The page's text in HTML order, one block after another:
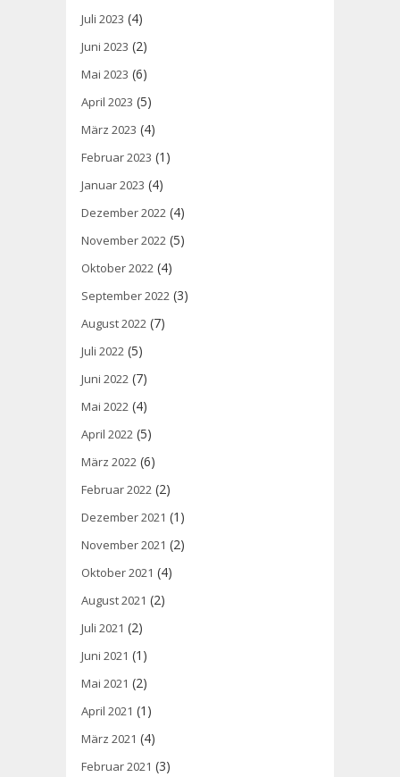
Juli 2023 (4)
Juni 2023 (2)
Mai 2023 (6)
April 2023 (5)
März 2023 (4)
Februar 2023 (1)
Januar 2023 (4)
Dezember 2022 (4)
November 2022 (5)
Oktober 2022 (4)
September 2022 (3)
August 2022 (7)
Juli 2022 (5)
Juni 2022 (7)
Mai 2022 (4)
April 2022 (5)
März 2022 (6)
Februar 2022 (2)
Dezember 2021 (1)
November 2021 (2)
Oktober 2021 (4)
August 2021 (2)
Juli 2021 (2)
Juni 2021 (1)
Mai 2021 (2)
April 2021 (1)
März 2021 (4)
Februar 2021 (3)